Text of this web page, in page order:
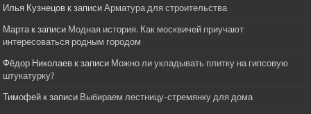
Илья Кузнецов к записиАрматура для строительства
Мартак записи Модная история. Как москвичей приучают
интересоваться родным городом
Фёдор Николаев к записи Можно ли укладывать плитку на гипсовую
штукатурку?
Тимофей к записи Выбираем лестницу-стремянку для дома